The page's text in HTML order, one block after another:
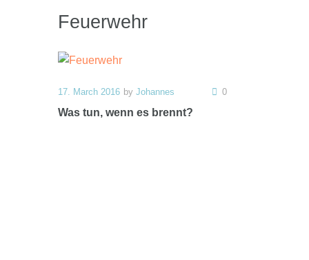
Feuerwehr
17. March 2016 byJohannes 0
Was tun, wenn es brennt?